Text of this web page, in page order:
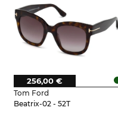
Tom Ford
Beatrix-02 - 52T
256,00 €